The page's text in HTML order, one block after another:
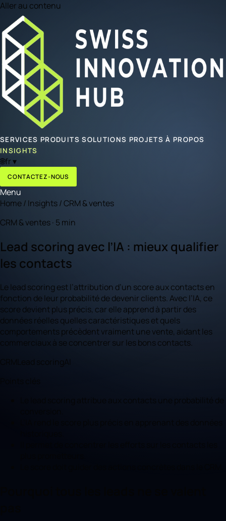
Aller au contenu
SERVICES PRODUITSSOLUTIONS PROJETSÀ PROPOS
INSIGHTS
🌐fr▾
CONTACTEZ-NOUS
Menu
Home/ Insights/CRM & ventes
CRM & ventes · 5 min
Lead scoring avec l’IA : mieux qualifier
les contacts
Le lead scoring est l’attribution d’un score aux contacts en
fonction de leur probabilité de devenir clients. Avec l’IA, ce
score devient plus précis, car elle apprend à partir des
données réelles quelles caractéristiques et quels
comportements précèdent vraiment une vente, aidant les
commerciaux à se concentrer sur les bons contacts.
Lead scoringAI
Le lead scoring attribue aux contacts une probabilité de